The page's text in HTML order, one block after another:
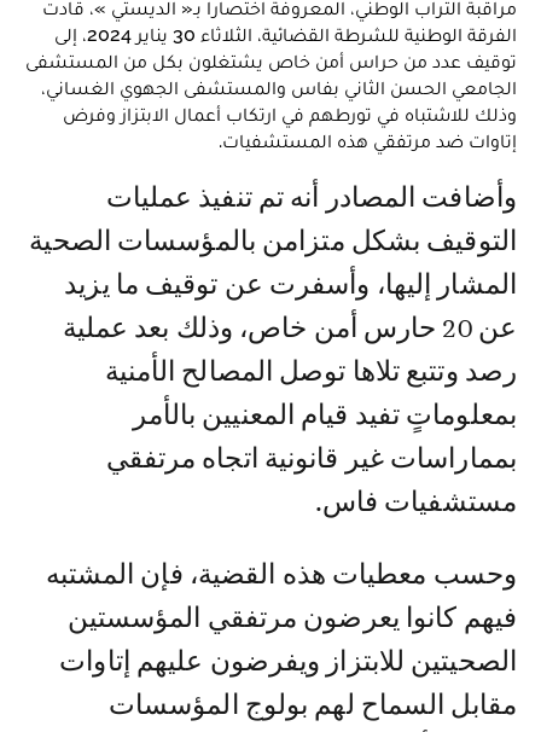
مراقبة التراب الوطني، المعروفة اختصارا بـ« الديستي »، قادت
الفرقة الوطنية للشرطة القضائية، الثلاثاء 30 يناير 2024، إلى
توقيف عدد من حراس أمن خاص يشتغلون بكل من المستشفى
الجامعي الحسن الثاني بفاس والمستشفى الجهوي الغساني،
وذلك للاشتباه في تورطهم في ارتكاب أعمال الابتزاز وفرض
إتاوات ضد مرتفقي هذه المستشفيات.
وأضافت المصادر أنه تم تنفيذ عمليات
التوقيف بشكل متزامن بالمؤسسات الصحية
المشار إليها، وأسفرت عن توقيف ما يزيد
عن 20 حارس أمن خاص، وذلك بعد عملية
رصد وتتبع تلاها توصل المصالح الأمنية
بمعلوماتٍ تفيد قيام المعنيين بالأمر
بمماراسات غير قانونية اتجاه مرتفقي
مستشفيات فاس.
وحسب معطيات هذه القضية، فإن المشتبه
فيهم كانوا يعرضون مرتفقي المؤسستين
الصحيتين للابتزاز ويفرضون عليهم إتاوات
مقابل السماح لهم بولوج المؤسسات